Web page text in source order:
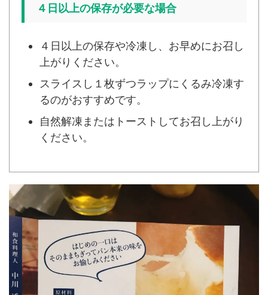
４日以上の保存が必要な場合
４日以上の保存や冷凍し、お早めにお召し
上がりください。
スライスし１枚ずつラップにくるみ冷凍す
るのがおすすめです。
自然解凍またはトーストしてお召し上がり
ください。